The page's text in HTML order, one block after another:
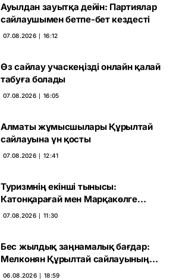
Ауылдан зауытқа дейін: Партиялар
сайлаушымен бетпе-бет кездесті
07.08.2026 ∣ 16:12
Өз сайлау учаскеңізді онлайн қалай
табуға болады
07.08.2026 ∣ 16:05
Алматы жұмысшылары Құрылтай
сайлауына үн қосты
07.08.2026 ∣ 12:41
Туризмнің екінші тынысы:
Катонқарағай мен Марқакөлге
инвестиция не береді
07.08.2026 ∣ 11:30
Бес жылдық заңнамалық бағдар:
Мелконян Құрылтай сайлауының
маңызын бағалады
06.08.2026 ∣ 18:59